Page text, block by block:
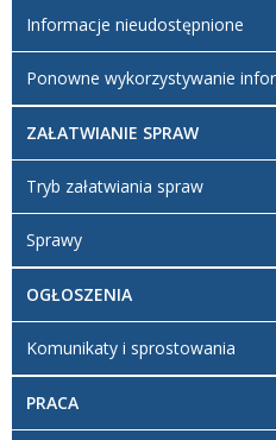
Informacje nieudostępnione
Ponowne wykorzystywanie
ZAŁATWIANIE SPRAW
Tryb załatwiania spraw
Sprawy
OGŁOSZENIA
Komunikaty i sprostowania
PRACA